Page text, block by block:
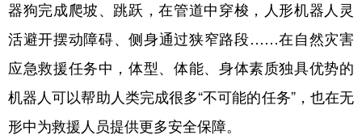
器狗完成爬坡、跳跃，在管道中穿梭，人形机器人灵
活避开摆动障碍、侧身通过狭窄路段……在自然灾害
应急救援任务中，体型、体能、身体素质独具优势的
机器人可以帮助人类完成很多“不可能的任务”，也在无
形中为救援人员提供更多安全保障。